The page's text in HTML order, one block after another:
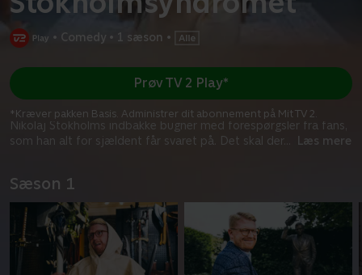
• Comedy • 1 sæson •
Nikolaj Stokholms indbakke bugner med forespørgsler fra fans,
som han alt for sjældent får svaret på. Det skal der
Læs mere
Prøv TV 2 Play*
*Kræver pakken Basis. Administrer dit abonnement på Mit TV 2.
Sæson 1